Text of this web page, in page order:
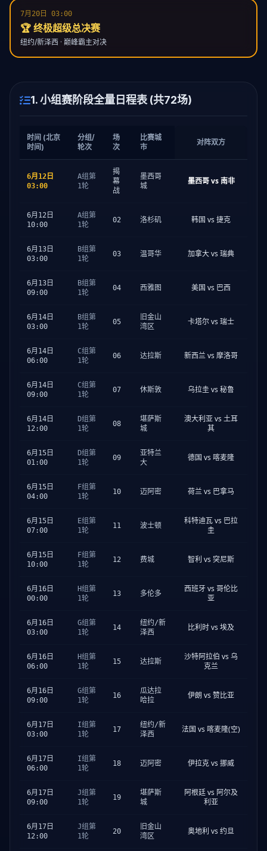
7月20日 03:00
🏆 终极超级总决赛
纽约/新泽西 · 巅峰霸主对决
1. 小组赛阶段全量日程表 (共72场)
时间 (北京
时间)
分组/
轮次
场
次
比赛城
市
对阵双方
6月12日
03:00
A组第
1轮
揭
幕
战
墨西哥
城
墨西哥 vs 南非
6月12日
10:00
A组第
1轮
02 洛杉矶 韩国 vs 捷克
6月13日
03:00
B组第
1轮
03 温哥华 加拿大 vs 瑞典
6月13日
09:00
B组第
1轮
04 西雅图 美国 vs 巴西
6月14日
03:00
B组第
1轮
05
旧金山
湾区
卡塔尔 vs 瑞士
6月14日
06:00
C组第
1轮
06 达拉斯 新西兰 vs 摩洛哥
6月14日
09:00
C组第
1轮
07 休斯敦 乌拉圭 vs 秘鲁
6月14日
12:00
D组第
1轮
08
堪萨斯
城
澳大利亚 vs 土耳
其
6月15日
01:00
D组第
1轮
09
亚特兰
大
德国 vs 喀麦隆
6月15日
04:00
F组第
1轮
10 迈阿密 荷兰 vs 巴拿马
6月15日
07:00
E组第
1轮
11 波士顿
科特迪瓦 vs 巴拉
圭
6月15日
10:00
F组第
1轮
12 费城 智利 vs 突尼斯
6月16日
00:00
H组第
1轮
13 多伦多
西班牙 vs 哥伦比
亚
6月16日
03:00
G组第
1轮
14
纽约/新
泽西
比利时 vs 埃及
6月16日
06:00
H组第
1轮
15 达拉斯
沙特阿拉伯 vs 乌
克兰
6月16日
09:00
G组第
1轮
16
瓜达拉
哈拉
伊朗 vs 赞比亚
6月17日
03:00
I组第
1轮
17
纽约/新
泽西
法国 vs 喀麦隆(空)
6月17日
06:00
I组第
1轮
18 迈阿密 伊拉克 vs 挪威
6月17日
09:00
J组第
1轮
19
堪萨斯
城
阿根廷 vs 阿尔及
利亚
6月17日
12:00
J组第
1轮
20
旧金山
湾区
奥地利 vs 约旦